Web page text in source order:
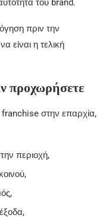
πριν την
είναι η τελική
προχωρήσετε
στην επαρχία,
περιοχή,